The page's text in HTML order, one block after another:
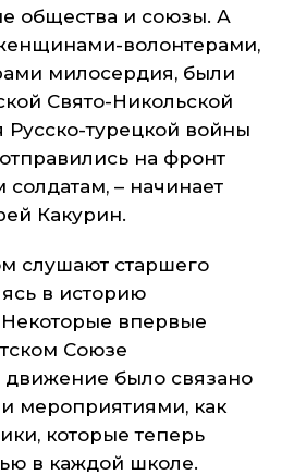
общества и союзы. А
волонтерами,
милосердия, были
Свято-Никольской
Русско-турецкой войны
на фронт
– начинает
Какурин.
слушают старшего
в историю
Некоторые впервые
Союзе
движение было связано
мероприятиями, как
которые теперь
в каждой школе.